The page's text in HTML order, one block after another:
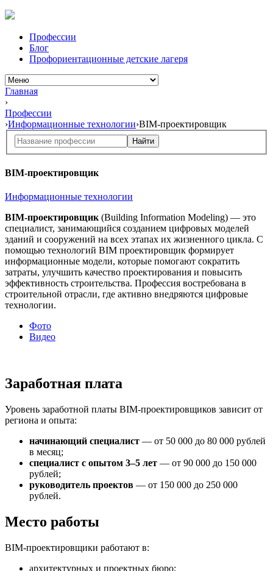
Профессии
Блог
Профориентационные детские лагеря
Главная
›
Профессии
›Информационные технологии›BIM-проектировщик
Найти
BIM-проектировщик
Информационные технологии
BIM-проектировщик (Building Information Modeling) — это
специалист, занимающийся созданием цифровых моделей
зданий и сооружений на всех этапах их жизненного цикла. С
помощью технологий BIM проектировщик формирует
информационные модели, которые помогают сократить
затраты, улучшить качество проектирования и повысить
эффективность строительства. Профессия востребована в
строительной отрасли, где активно внедряются цифровые
технологии.
Фото
Видео
Заработная плата
Уровень заработной платы BIM-проектировщиков зависит от
региона и опыта:
начинающий специалист — от 50 000 до 80 000 рублей
в месяц;
специалист с опытом 3–5 лет — от 90 000 до 150 000
рублей;
руководитель проектов — от 150 000 до 250 000
рублей.
Место работы
BIM-проектировщики работают в:
архитектурных и проектных бюро;